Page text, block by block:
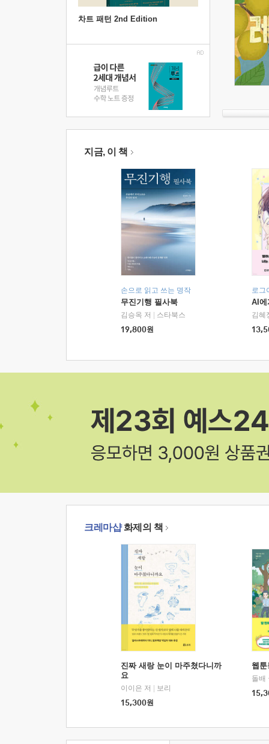
차트 패턴 2nd Edition
지금, 이 책
손으로 읽고 쓰는 명작
무진기행 필사북
김승옥 저
스타북스
19,800원
로그
AI에
김혜
크레마샵화제의 책
진짜 새랑 눈이 마주쳤다니까
요
이이은 저
보리
15,300원
웹
돌배